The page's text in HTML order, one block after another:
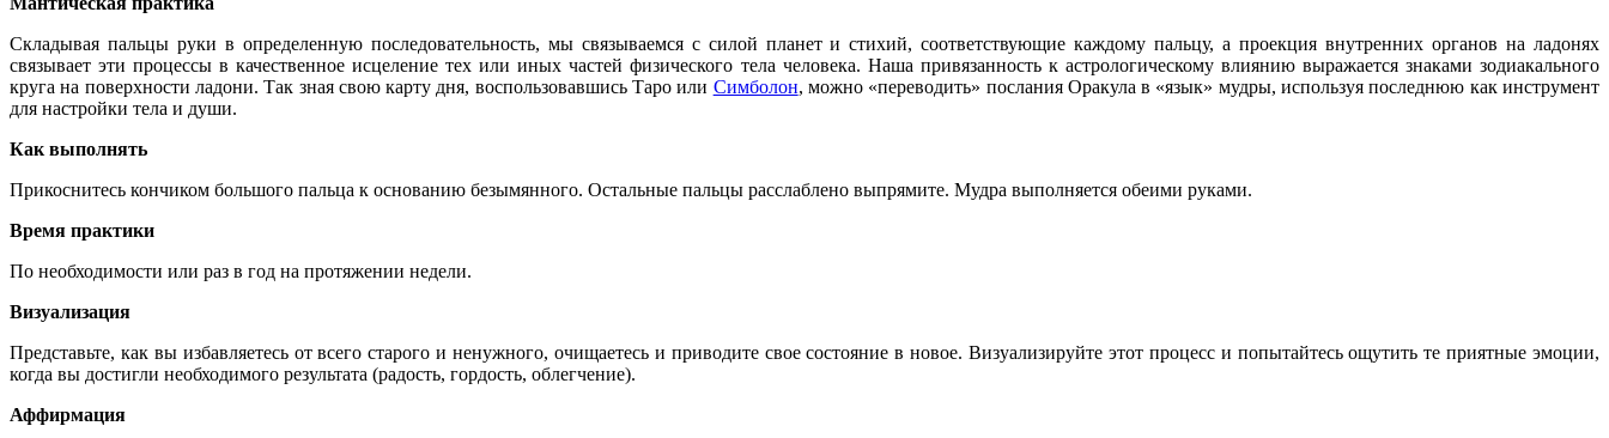
Складывая пальцы руки в определенную последовательность, мы связываемся с силой планет и стихий, соответствующие каждому пальцу, а проекция внутренних органов на ладонях
связывает эти процессы в качественное исцеление тех или иных частей физического тела человека. Наша привязанность к астрологическому влиянию выражается знаками зодиакального
круга на поверхности ладони. Так зная свою карту дня, воспользовавшись Таро или Симболон, можно «переводить» послания Оракула в «язык» мудры, используя последнюю как инструмент
для настройки тела и души.
Как выполнять
Прикоснитесь кончиком большого пальца к основанию безымянного. Остальные пальцы расслаблено выпрямите. Мудра выполняется обеими руками.
Время практики
По необходимости или раз в год на протяжении недели.
Визуализация
Представьте, как вы избавляетесь от всего старого и ненужного, очищаетесь и приводите свое состояние в новое. Визуализируйте этот процесс и попытайтесь ощутить те приятные эмоции,
когда вы достигли необходимого результата (радость, гордость, облегчение).
Аффирмация